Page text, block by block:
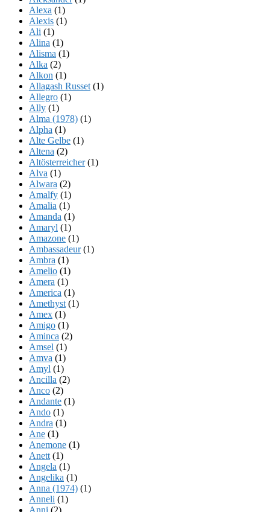
Alexa (1)
Alexis (1)
Ali (1)
Alina (1)
Alisma (1)
Alka (2)
Alkon (1)
Allagash Russet (1)
Allegro (1)
Ally (1)
Alma (1978) (1)
Alpha (1)
Alte Gelbe (1)
Altena (2)
Altösterreicher(1)
Alva (1)
Alwara (2)
Amalfy (1)
Amalia (1)
Amanda (1)
Amaryl (1)
Amazone (1)
Ambassadeur(1)
Ambra (1)
Amelio (1)
Amera (1)
America (1)
Amethyst (1)
Amex (1)
Amigo (1)
Aminca (2)
Amsel (1)
Amva (1)
Amyl (1)
Ancilla (2)
Anco (2)
Andante (1)
Ando (1)
Andra (1)
Ane (1)
Anemone (1)
Anett (1)
Angela (1)
Angelika (1)
Anna (1974) (1)
Anneli (1)
Anni (2)